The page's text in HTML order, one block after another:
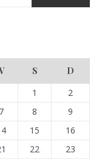
S
D
1
2
7 8
9
15
16
22
23